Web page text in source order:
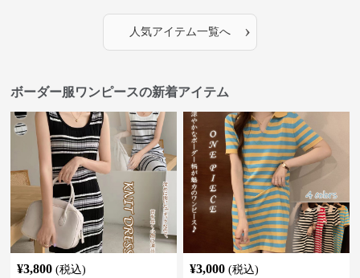
人気アイテム一覧へ ›
ボーダー服ワンピースの新着アイテム
¥3,800 (税込) ¥3,000 (税込)